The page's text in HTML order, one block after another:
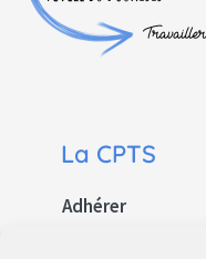
La CPTS
Adhérer